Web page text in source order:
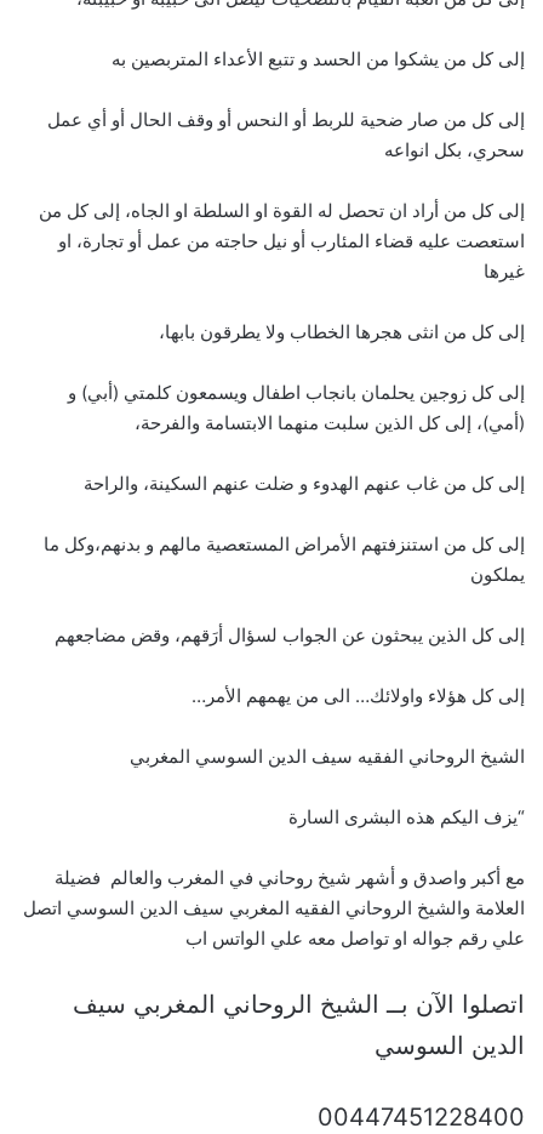
إلى كل من يشكوا من الحسد و تتبع الأعداء المتربصين به
إلى كل من صار ضحية للربط أو النحس أو وقف الحال أو أي عمل
سحري، بكل انواعه
إلى كل من أراد ان تحصل له القوة او السلطة او الجاه، إلى كل من
استعصت عليه قضاء المئارب أو نيل حاجته من عمل أو تجارة، او
غيرها
إلى كل من انثى هجرها الخطاب ولا يطرقون بابها،
إلى كل زوجين يحلمان بانجاب اطفال ويسمعون كلمتي (أبي) و
(أمي)، إلى كل الذين سلبت منهما الابتسامة والفرحة،
إلى كل من غاب عنهم الهدوء و ضلت عنهم السكينة، والراحة
إلى كل من استنزفتهم الأمراض المستعصية مالهم و بدنهم،وكل ما
يملكون
إلى كل الذين يبحثون عن الجواب لسؤال أرَقهم، وقض مضاجعهم
إلى كل هؤلاء واولائك… الى من يهمهم الأمر…
الشيخ الروحاني الفقيه سيف الدين السوسي المغربي
“يزف اليكم هذه البشرى السارة
مع أكبر واصدق و أشهر شيخ روحاني في المغرب والعالم فضيلة
العلامة والشيخ الروحاني الفقيه المغربي سيف الدين السوسي اتصل
علي رقم جواله او تواصل معه علي الواتس اب
اتصلوا الآن بــ الشيخ الروحاني المغربي سيف
الدين السوسي
00447451228400